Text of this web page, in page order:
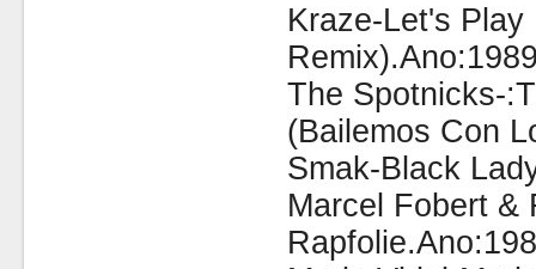
Kraze-Let's
The Spotnicks-
(Bailemos Con
Smak-Black
Marcel Fobert &